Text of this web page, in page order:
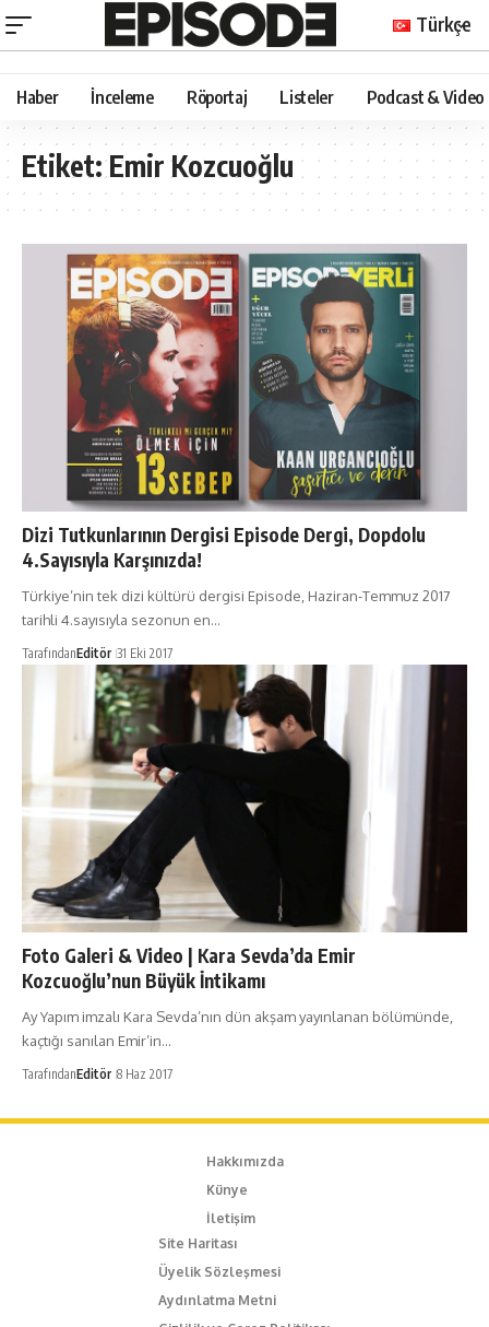
Türkçe
Haber İnceleme Röportaj Listeler Podcast & Video
Etiket:Emir Kozcuoğlu
Dizi Tutkunlarının Dergisi Episode Dergi, Dopdolu
4.Sayısıyla Karşınızda!
Türkiye’nin tek dizi kültürü dergisi Episode, Haziran-Temmuz 2017
tarihli 4.sayısıyla sezonun en…
TarafındanEditör 31 Eki 2017
Foto Galeri & Video | Kara Sevda’da Emir
Kozcuoğlu’nun Büyük İntikamı
Ay Yapım imzalı Kara Sevda’nın dün akşam yayınlanan bölümünde,
kaçtığı sanılan Emir’in…
TarafındanEditör 8 Haz 2017
Hakkımızda
Künye
İletişim
Site Haritası
Üyelik Sözleşmesi
Aydınlatma Metni